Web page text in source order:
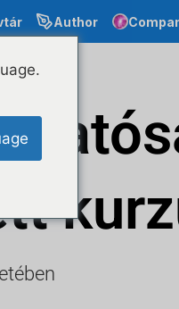
Author